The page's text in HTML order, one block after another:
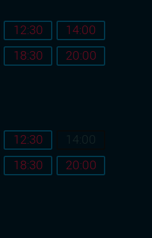
12:30
14:00
18:30
20:00
12:30
14:00
18:30
20:00